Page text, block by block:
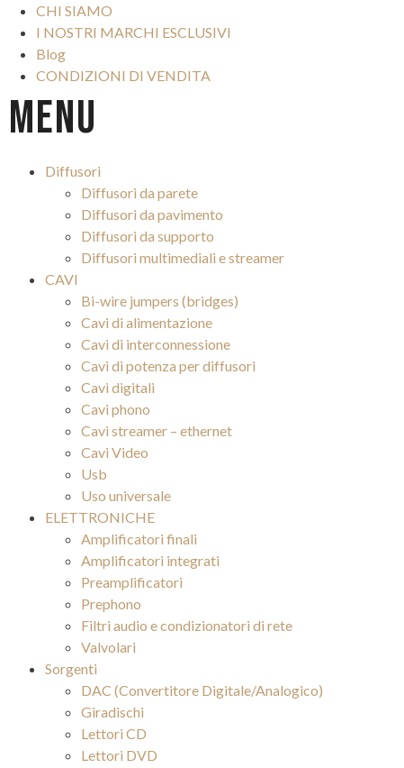
CHI SIAMO
I NOSTRI MARCHI ESCLUSIVI
Blog
CONDIZIONI DI VENDITA
Menu
Diffusori
Diffusori da parete
Diffusori da pavimento
Diffusori da supporto
Diffusori multimediali e streamer
CAVI
Bi-wire jumpers (bridges)
Cavi di alimentazione
Cavi di interconnessione
Cavi di potenza per diffusori
Cavi digitali
Cavi phono
Cavi streamer – ethernet
Cavi Video
Usb
Uso universale
ELETTRONICHE
Amplificatori finali
Amplificatori integrati
Preamplificatori
Prephono
Filtri audio e condizionatori di rete
Valvolari
Sorgenti
DAC (Convertitore Digitale/Analogico)
Giradischi
Lettori CD
Lettori DVD